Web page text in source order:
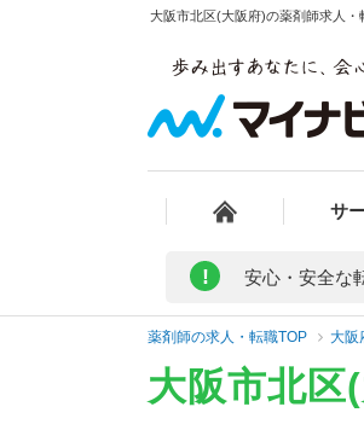
大阪市北区(大阪府)の薬剤師求人
サ
! 安心・安全な
薬剤師の求人・転職TOP 大阪
大阪市北区